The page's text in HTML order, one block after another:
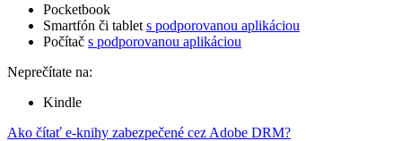
Pocketbook
Smartfón či tablet s podporovanou aplikáciou
Počítač s podporovanou aplikáciou
Neprečítate na:
Kindle
Ako čítať e-knihy zabezpečené cez Adobe DRM?